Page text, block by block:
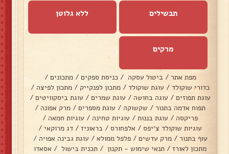
תבשילים ללא גלוטן
מרקים
מפת אתר / ביטול עסקה / כניסת ספקים / מתכונים /
כדורי שוקולד / עוגת שוקולד / מתכון לפנקייק / מתכון לפיצה /
עוגת תפוזים / עוגה בחושה / עוגת שמרים / עוגת ביסקוויטים /
תפוח אדמה בתנור / שקשוקה / עוגת מספרים / מרק אפונה /
פריקסה / עוגת בננות / עוגיות טחינה / עוגיות חמאה /
עוגיות שוקולד צ׳יפס / אלפחורס / בראוניז / דג מרוקאי /
עוף בתנור / מרק עדשים / פלפל ממולא / עוגת גבינה אפויה /
מתכון לאורז / תנאי שימוש - תקנון / תכנית בישול / אסאדו